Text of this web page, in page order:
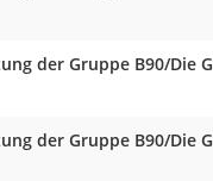
der Gruppe B90/Die
der Gruppe B90/Die